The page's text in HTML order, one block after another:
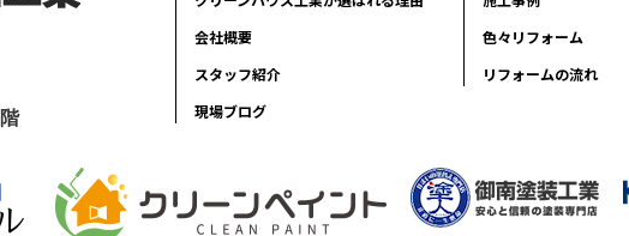
会社概要
スタッフ紹介
現場ブログ
色々リフォーム
リフォームの流れ